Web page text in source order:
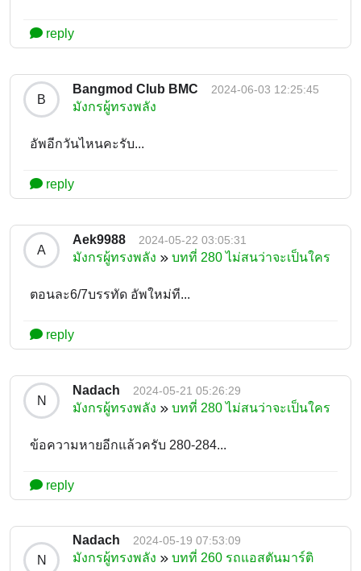
reply
B
Bangmod Club BMC 2024-06-03 12:25:45
มังกรผู้ทรงพลัง
อัพอีกวันไหนคะรับ...
reply
A
Aek9988 2024-05-22 03:05:31
มังกรผู้ทรงพลัง บทที่ 280 ไม่สนว่าจะเป็นใคร
ตอนละ6/7บรรทัด อัพใหม่ที...
reply
N
Nadach 2024-05-21 05:26:29
มังกรผู้ทรงพลัง บทที่ 280 ไม่สนว่าจะเป็นใคร
ข้อความหายอีกแล้วครับ 280-284...
reply
N
Nadach 2024-05-19 07:53:09
มังกรผู้ทรงพลัง
บทที่ 260 รถแอสตันมาร์ติ